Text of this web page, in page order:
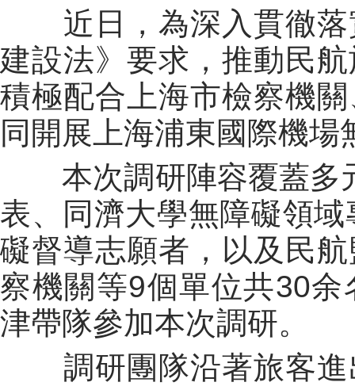
近日，為深入貫徹落
建設法》要求，推動民
積極配合上海市檢察機
同開展上海浦東國際機
本次調研陣容覆蓋多
表、同濟大學無障礙領域
礙督導志願者，以及民
察機關等9個單位共30余
津帶隊參加本次調研。
調研團隊沿著旅客進